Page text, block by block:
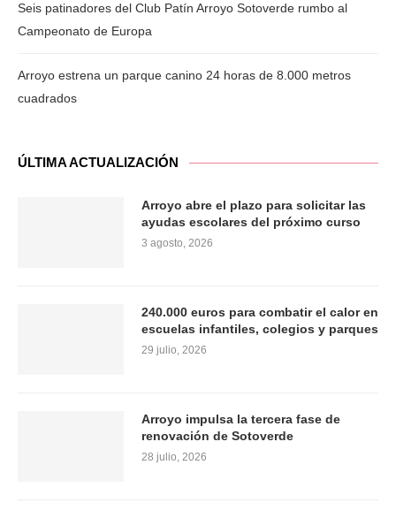
Seis patinadores del Club Patín Arroyo Sotoverde rumbo al
Campeonato de Europa
Arroyo estrena un parque canino 24 horas de 8.000 metros
cuadrados
ÚLTIMA ACTUALIZACIÓN
Arroyo abre el plazo para solicitar las
ayudas escolares del próximo curso
3 agosto, 2026
240.000 euros para combatir el calor en
escuelas infantiles, colegios y parques
29 julio, 2026
Arroyo impulsa la tercera fase de
renovación de Sotoverde
28 julio, 2026